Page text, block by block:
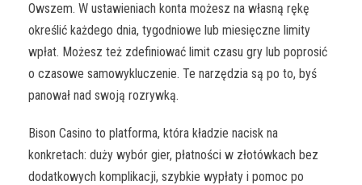
Owszem. W ustawieniach konta możesz na własną rękę
określić każdego dnia, tygodniowe lub miesięczne limity
wpłat. Możesz też zdefiniować limit czasu gry lub poprosić
o czasowe samowykluczenie. Te narzędzia są po to, byś
panował nad swoją rozrywką.
Bison Casino to platforma, która kładzie nacisk na
konkretach: duży wybór gier, płatności w złotówkach bez
dodatkowych komplikacji, szybkie wypłaty i pomoc po